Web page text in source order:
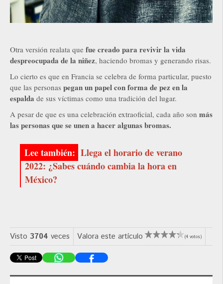
Otra versión realata que fue creado para revivir la vida
despreocupada de la niñez, haciendo bromas y generando risas.
Lo cierto es que en Francia se celebra de forma particular, puesto
que las personas pegan un papel con forma de pez en la
espalda de sus víctimas como una tradición del lugar.
A pesar de que es una celebración extraoficial, cada año son más
las personas que se unen a hacer algunas bromas.
Llega el horario de verano
2022: ¿Sabes cuándo cambia la hora en
México?
Visto 3704 veces Valora este artículo (4 votos)